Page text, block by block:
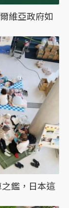
維亞政府如
鑑，日本這